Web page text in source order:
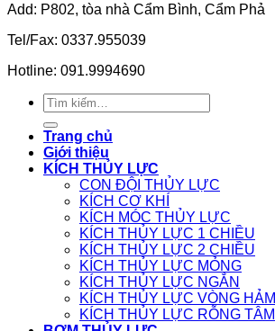
Add: P802, tòa nhà Cẩm Bình, Cẩm Phả
Tel/Fax: 0337.955039
Hotline: 091.9994690
Tìm
kiếm:
Trang chủ
Giới thiệu
KÍCH THỦY LỰC
CON ĐỘI THỦY LỰC
KÍCH CƠ KHÍ
KÍCH MÓC THỦY LỰC
KÍCH THỦY LỰC 1 CHIỀU
KÍCH THỦY LỰC 2 CHIỀU
KÍCH THỦY LỰC MỎNG
KÍCH THỦY LỰC NGẮN
KÍCH THỦY LỰC VÒNG HẢM
KÍCH THỦY LỰC RỖNG TÂM